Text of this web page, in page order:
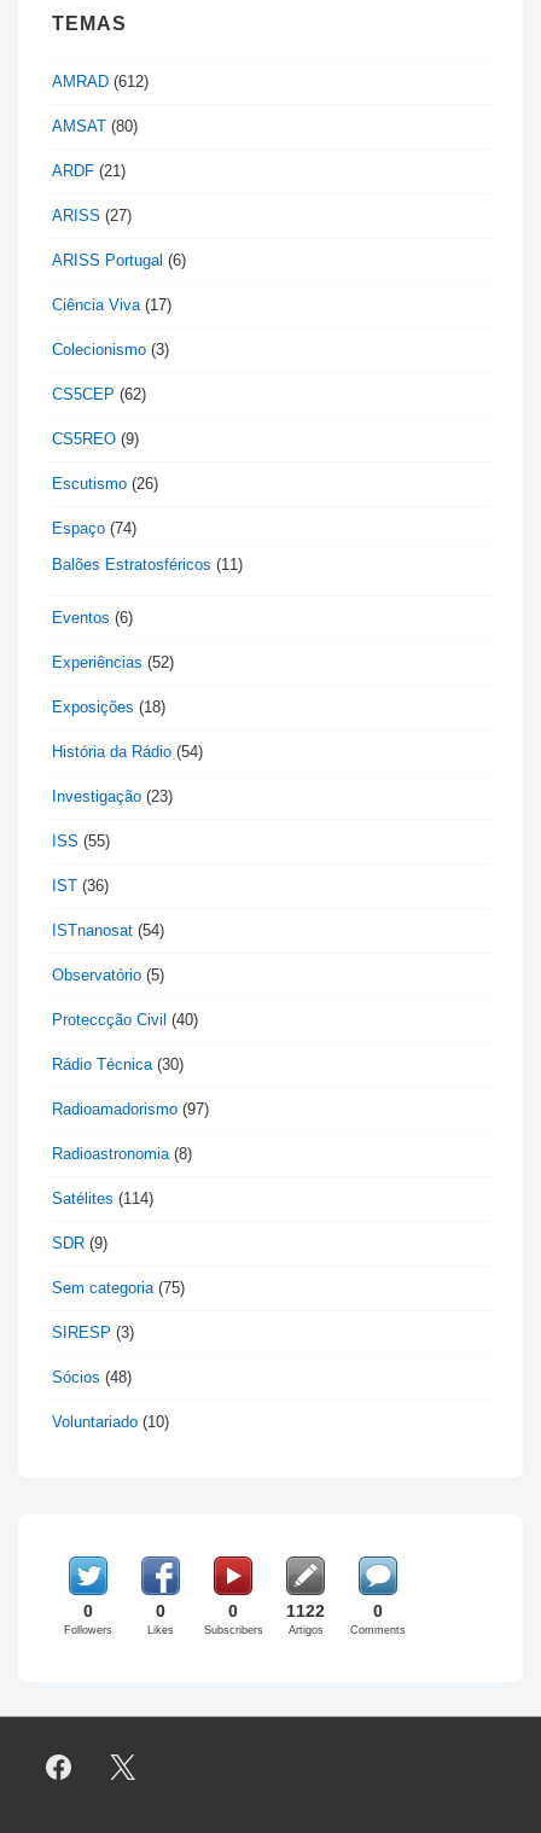
TEMAS
AMRAD (612)
AMSAT (80)
ARDF (21)
ARISS (27)
ARISS Portugal (6)
Ciência Viva (17)
Colecionismo (3)
CS5CEP (62)
CS5REO (9)
Escutismo (26)
Espaço (74)
Balões Estratosféricos (11)
Eventos (6)
Experiências (52)
Exposições (18)
História da Rádio (54)
Investigação (23)
ISS (55)
IST (36)
ISTnanosat (54)
Observatório (5)
Proteccção Civil (40)
Rádio Técnica (30)
Radioamadorismo (97)
Radioastronomia (8)
Satélites (114)
SDR (9)
Sem categoria (75)
SIRESP (3)
Sócios (48)
Voluntariado (10)
0
Followers
0
Likes
0
Subscribers
1122
Artigos
0
Comments